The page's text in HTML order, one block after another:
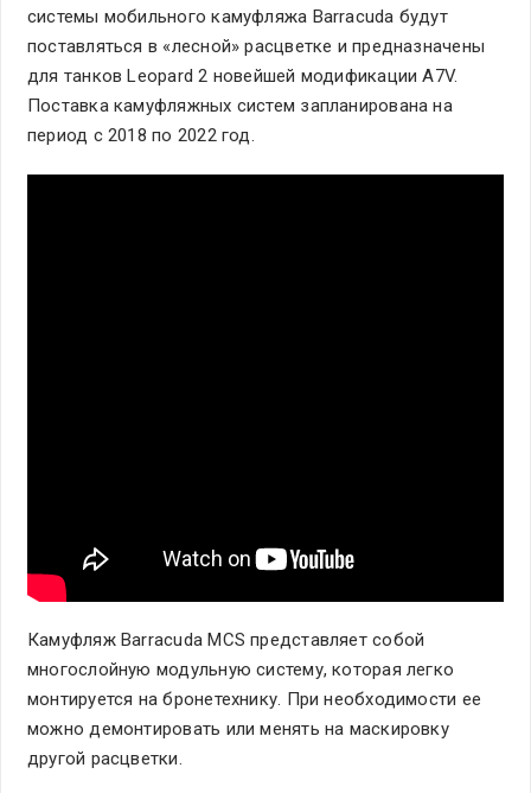
системы мобильного камуфляжа Barracuda будут
поставляться в «лесной» расцветке и предназначены
для танков Leopard 2 новейшей модификации A7V.
Поставка камуфляжных систем запланирована на
период с 2018 по 2022 год.
Камуфляж Barracuda MCS представляет собой
многослойную модульную систему, которая легко
монтируется на бронетехнику. При необходимости ее
можно демонтировать или менять на маскировку
другой расцветки.